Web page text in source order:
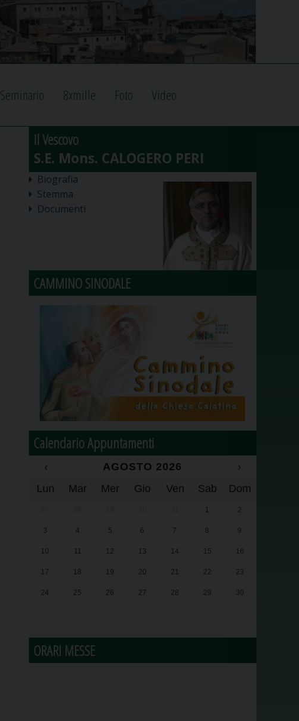
Seminario 8xmille Foto Video
Il Vescovo
Biografia
Stemma
Documenti
CAMMINO SINODALE
Calendario Appuntamenti
‹ AGOSTO 2026
›
Lun
Mar Mer Gio Ven Sab Dom
1 2
3 4 5 6 7 8 9
10 11 12 13 14 15 16
17 18 19 20 21 22 23
24 25 26 27 28 29 30
ORARI MESSE